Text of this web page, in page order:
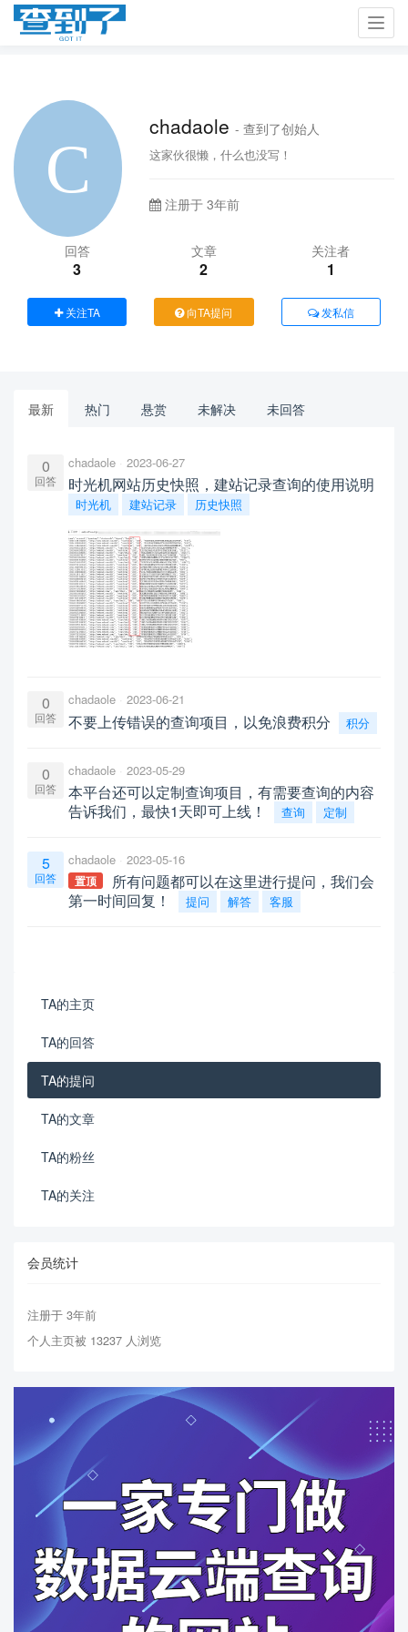
chadaole- 查到了创始人
这家伙很懒，什么也没写！
注册于 3年前
回答
3
文章
2
关注者
1
关注TA 向TA提问 发私信
最新 热门 悬赏 未解决 未回答
0
回答
chadaole 2023-06-27
时光机网站历史快照，建站记录查询的使用说明
时光机 建站记录 历史快照
0
回答
chadaole 2023-06-21
不要上传错误的查询项目，以免浪费积分 积分
0
回答
chadaole 2023-05-29
本平台还可以定制查询项目，有需要查询的内容
告诉我们，最快1天即可上线！
查询 定制
5
回答
chadaole 2023-05-16
置顶
所有问题都可以在这里进行提问，我们会
第一时间回复！
提问 解答 客服
TA的主页
TA的回答
TA的提问
TA的文章
TA的粉丝
TA的关注
会员统计
注册于 3年前
个人主页被 13237 人浏览